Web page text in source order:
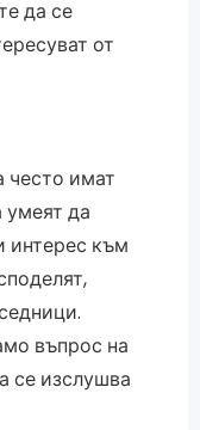
да се
от
често имат
умеят да
интерес към
въпрос на
се изслушва